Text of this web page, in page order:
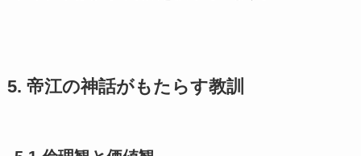
5. 帝江の神話がもたらす教訓